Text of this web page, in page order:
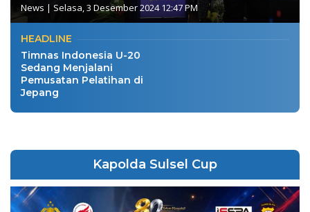
News | Selasa, 3 Desember 2024 12:47 PM
HEADLINE
Timnas Indonesia U-20
Sedang Menjalani
Pemusatan Pelatihan di
Jepang
Kapolda Sulsel Cup